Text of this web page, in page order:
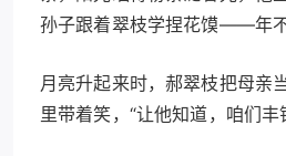
孙子跟着翠枝学捏花馍——年
月亮升起来时，郝翠枝把母亲
里带着笑，“让他知道，咱们